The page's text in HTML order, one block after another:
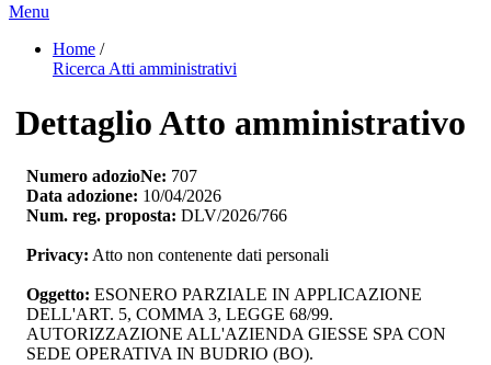
Menu
Home /
Ricerca Atti amministrativi
Dettaglio Atto amministrativo
Numero adozioNe: 707
Data adozione: 10/04/2026
Num. reg. proposta: DLV/2026/766
Privacy: Atto non contenente dati personali
Oggetto: ESONERO PARZIALE IN APPLICAZIONE
DELL'ART. 5, COMMA 3, LEGGE 68/99.
AUTORIZZAZIONE ALL'AZIENDA GIESSE SPA CON
SEDE OPERATIVA IN BUDRIO (BO).